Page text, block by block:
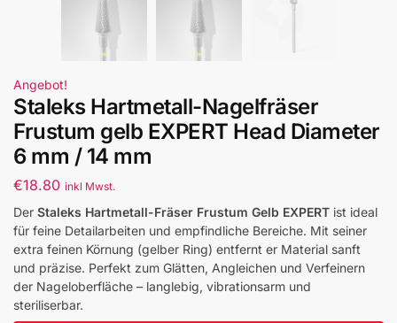
Angebot!
Staleks Hartmetall-Nagelfräser
Frustum gelb EXPERT Head Diameter
6 mm / 14 mm
€18.80 inkl Mwst.
Der Staleks Hartmetall-Fräser Frustum Gelb EXPERT ist ideal
für feine Detailarbeiten und empfindliche Bereiche. Mit seiner
extra feinen Körnung (gelber Ring) entfernt er Material sanft
und präzise. Perfekt zum Glätten, Angleichen und Verfeinern
der Nageloberfläche – langlebig, vibrationsarm und
steriliserbar.